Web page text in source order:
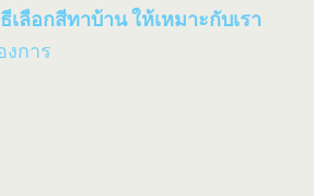
เลือกสีทาบ้าน ให้เหมาะกับเรา
งการ